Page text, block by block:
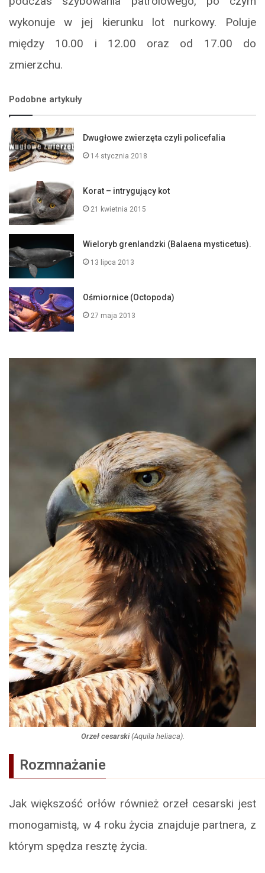
wykonuje w jej kierunku lot nurkowy. Poluje
między 10.00 i 12.00 oraz od 17.00 do
zmierzchu.
Podobne artykuły
Dwugłowe zwierzęta czyli policefalia
14 stycznia 2018
Korat – intrygujący kot
21 kwietnia 2015
Wieloryb grenlandzki (Balaena mysticetus).
13 lipca 2013
Ośmiornice (Octopoda)
27 maja 2013
Orzeł cesarski(Aquila heliaca).
Rozmnażanie
Jak większość orłów również orzeł cesarski jest
monogamistą, w 4 roku życia znajduje partnera, z
którym spędza resztę życia.